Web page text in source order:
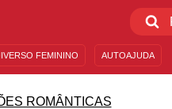
FEMININO AUTOAJUDA
ROMÂNTICAS